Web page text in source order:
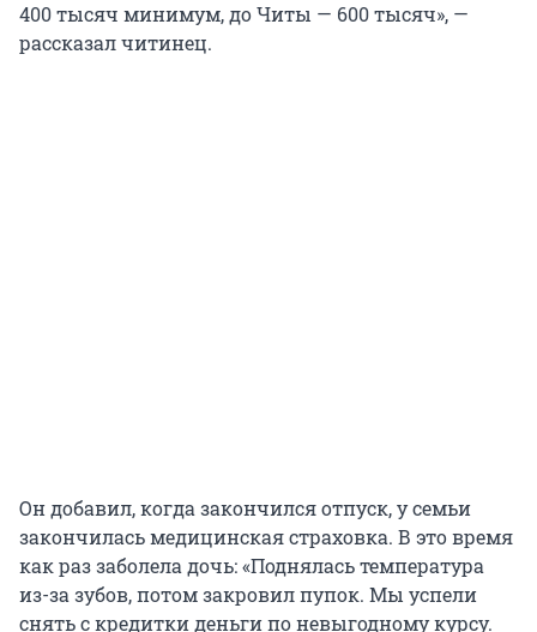
400 тысяч минимум, до Читы — 600 тысяч», —
рассказал читинец.
Он добавил, когда закончился отпуск, у семьи
закончилась медицинская страховка. В это время
как раз заболела дочь: «Поднялась температура
из-за зубов, потом закровил пупок. Мы успели
снять с кредитки деньги по невыгодному курсу.